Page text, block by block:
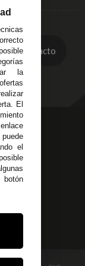
44
Contacto
la
El
el